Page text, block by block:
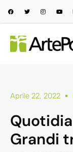
Aprile 22, 2022
Grandi